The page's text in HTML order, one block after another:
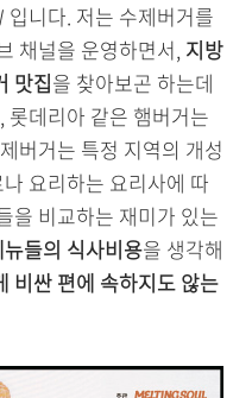
니다. 저는 수제버거를
채널을 운영하면서, 지방
맛집을 찾아보곤 하는데
롯데리아 같은 햄버거는
버거는 특정 지역의 개성
요리하는 요리사에 따
을 비교하는 재미가 있는
들의 식사비용을 생각해
비싼 편에 속하지도 않는